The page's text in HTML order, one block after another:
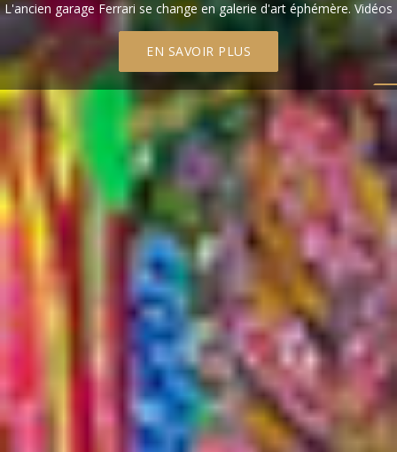
L'ancien garage Ferrari se change en galerie d'art éphémère. Vidéos
EN SAVOIR PLUS